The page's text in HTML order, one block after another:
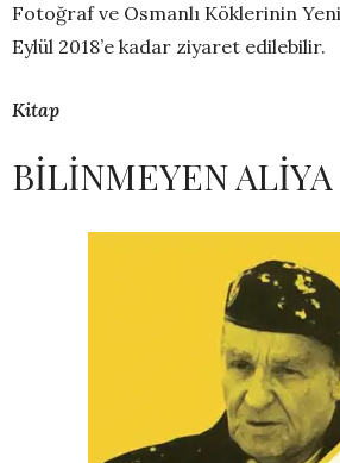
Fotoğraf ve Osmanlı Köklerinin
Eylül 2018’e kadar ziyaret edilebilir.
Kitap
BİLİNMEYEN ALİYA